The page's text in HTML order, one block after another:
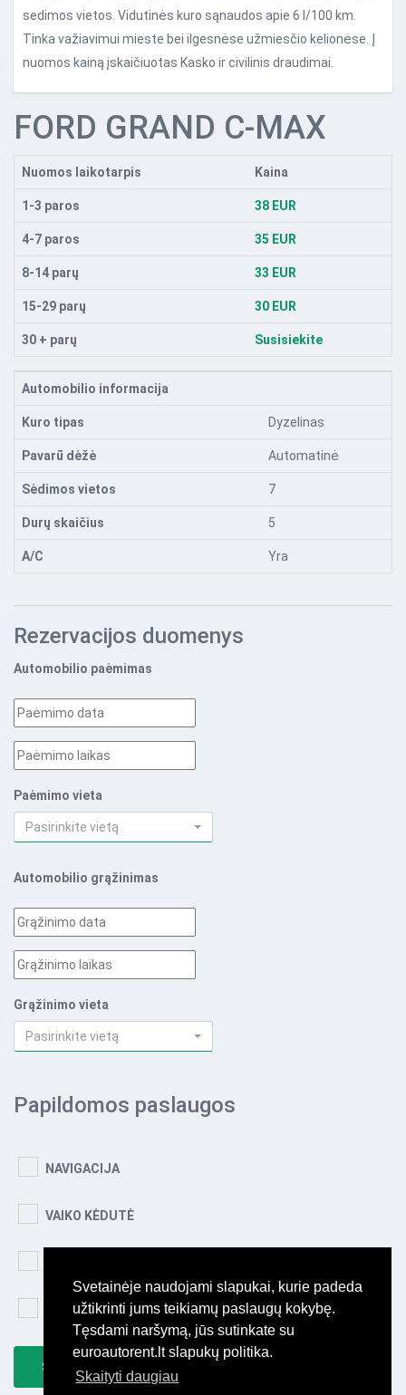
Svetainėje naudojami slapukai, kurie padeda
užtikrinti jums teikiamų paslaugų kokybę.
Tęsdami naršymą, jūs sutinkate su
euroautorent.lt slapukų politika.
Skaityti daugiau
sedimos vietos. Vidutinės kuro sąnaudos apie 6 l/100 km.
Tinka važiavimui mieste bei ilgesnėse užmiesčio kelionėse. Į
nuomos kainą įskaičiuotas Kasko ir civilinis draudimai.
FORD GRAND C-MAX
Nuomos laikotarpis Kaina
1-3 paros 38 EUR
4-7 paros 35 EUR
8-14 parų 33 EUR
15-29 parų 30 EUR
30 + parų Susisiekite
Automobilio informacija
Kuro tipas Dyzelinas
Pavarū dėžė Automatinė
Sėdimos vietos 7
Durų skaičius 5
A/C Yra
Rezervacijos duomenys
Automobilio paėmimas
Paėmimo vieta
Pasirinkite vietą
Automobilio grąžinimas
Grąžinimo vieta
Pasirinkite vietą
Papildomos paslaugos
NAVIGACIJA
VAIKO KĖDUTĖ
PILNO BAKO PASLAUGA
SKAIČIUOTI KAINĄ